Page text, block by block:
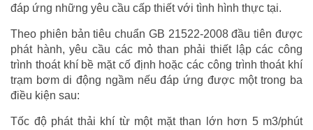
đáp ứng những yêu cầu cấp thiết với tình hình thực tại.
Theo phiên bản tiêu chuẩn GB 21522-2008 đầu tiên được
phát hành, yêu cầu các mỏ than phải thiết lập các công
trình thoát khí bề mặt cố định hoặc các công trình thoát khí
trạm bơm di động ngầm nếu đáp ứng được một trong ba
điều kiện sau:
Tốc độ phát thải khí từ một mặt than lớn hơn 5 m3/phút